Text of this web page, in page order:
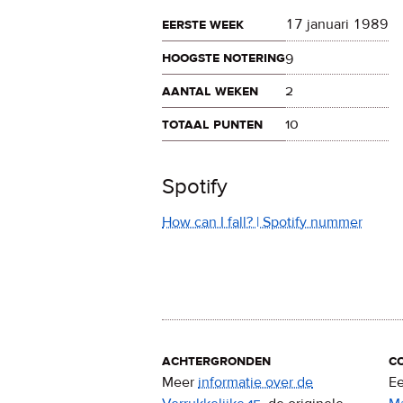
eerste week
17 januari 1989
hoogste notering9
aantal weken
2
totaal punten
10
Spotify
How can I fall? | Spotify nummer
achtergronden
Meer informatie over de